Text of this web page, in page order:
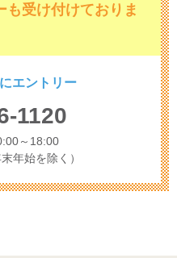
も受け付けておりま
にエントリー
1120
～18:00
年始を除く）